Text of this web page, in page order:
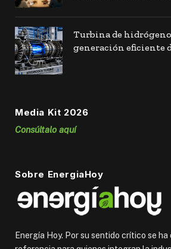
Turbina de
generación eficiente
Media Kit 2026
Consúltalo aquí
Sobre EnergiaHoy
Energía Hoy. Por su sentido crítico se